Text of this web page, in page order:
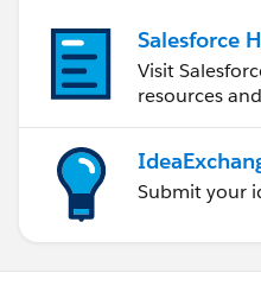
Salesforce
Visit
resources
Submit your